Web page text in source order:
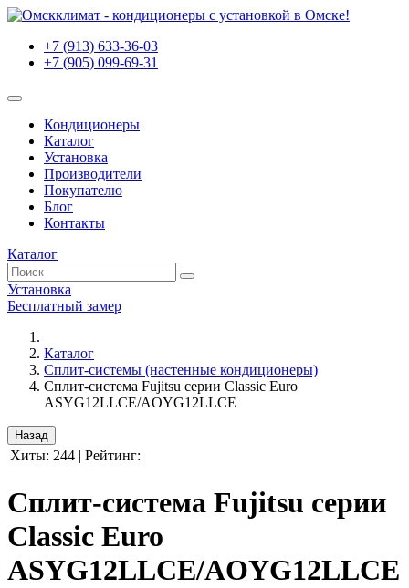
+7 (913) 633-36-03
+7 (905) 099-69-31
Кондиционеры
Каталог
Установка
Производители
Покупателю
Блог
Контакты
Каталог
Установка
Бесплатный замер
Каталог
Сплит-системы (настенные кондиционеры)
Сплит-система Fujitsu серии Classic Euro
ASYG12LLCE/AOYG12LLCE
Хиты: 244 | Рейтинг:
Сплит-система Fujitsu серии
Classic Euro
ASYG12LLCE/AOYG12LLCE